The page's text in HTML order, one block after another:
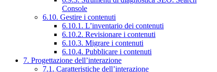
Console
6.10. Gestire i contenuti
6.10.1. L’inventario dei contenuti
6.10.2. Revisionare i contenuti
6.10.3. Migrare i contenuti
6.10.4. Pubblicare i contenuti
7. Progettazione dell’interazione
7.1. Caratteristiche dell’interazione